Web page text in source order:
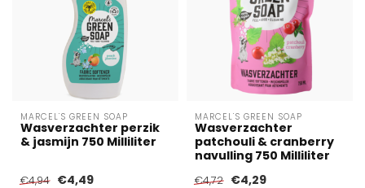
MARCEL'S GREEN SOAP
Wasverzachter perzik
& jasmijn 750 Milliliter
€4,94 €4,49
MARCEL'S GREEN SOAP
Wasverzachter
patchouli & cranberry
navulling 750 Milliliter
€4,72 €4,29